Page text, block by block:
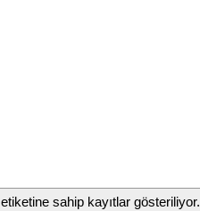
etiketine sahip kayıtlar gösteriliyor.